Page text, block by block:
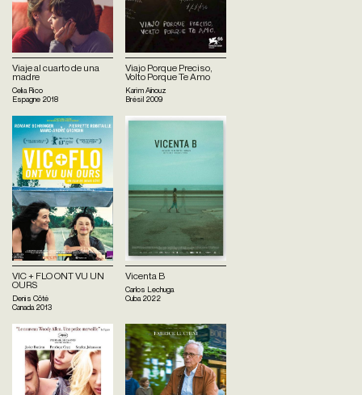
Viaje al cuarto de una
madre
Celia Rico
Espagne 2018
Viajo Porque Preciso,
Volto Porque Te Amo
Karim Aïnouz
Brésil 2009
VIC + FLO ONT VU UN
OURS
Denis Côté
Canada 2013
Vicenta B
Carlos Lechuga
Cuba 2022